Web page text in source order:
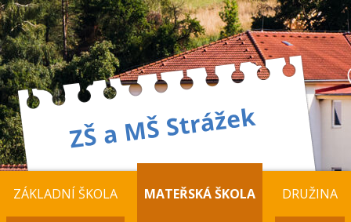
ZÁKLADNÍ ŠKOLA MATEŘSKÁ ŠKOLA DRUŽINA